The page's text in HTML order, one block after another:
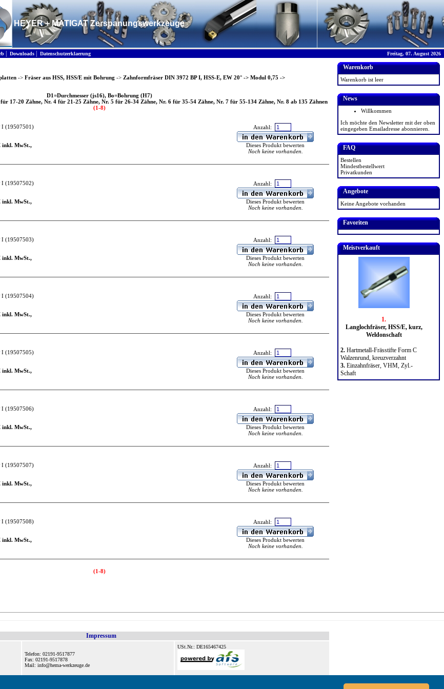
HEYER + MATIGAT Zerspanungswerkzeuge
Downloads Datenschutzerklaerung Freitag, 07. August 2026
-> Fräser aus HSS, HSS/E mit Bohrung -> Zahnformfräser DIN 3972 BP I, HSS-E, EW 20° -> Modul 0,75 ->
D1=Durchmesser (js16), Bo=Bohrung (H7)
17-20 Zähne, Nr. 4 für 21-25 Zähne, Nr. 5 für 26-34 Zähne, Nr. 6 für 35-54 Zähne, Nr. 7 für 55-134 Zähne, Nr. 8 ab 135 Zähnen
(1-8)
I (19507501)
inkl. MwSt.,
Anzahl:
Dieses Produkt bewerten
Noch keine vorhanden.
I (19507502)
inkl. MwSt.,
Anzahl:
Dieses Produkt bewerten
Noch keine vorhanden.
I (19507503)
inkl. MwSt.,
Anzahl:
Dieses Produkt bewerten
Noch keine vorhanden.
I (19507504)
inkl. MwSt.,
Anzahl:
Dieses Produkt bewerten
Noch keine vorhanden.
I (19507505)
inkl. MwSt.,
Anzahl:
Dieses Produkt bewerten
Noch keine vorhanden.
I (19507506)
inkl. MwSt.,
Anzahl:
Dieses Produkt bewerten
Noch keine vorhanden.
I (19507507)
inkl. MwSt.,
Anzahl:
Dieses Produkt bewerten
Noch keine vorhanden.
I (19507508)
inkl. MwSt.,
Anzahl:
Dieses Produkt bewerten
Noch keine vorhanden.
(1-8)
Warenkorb
Warenkorb ist leer
News
Willkommen
Ich möchte den Newsletter mit der oben
eingegeben Emailadresse abonnieren.
FAQ
Bestellen
Mindestbestellwert
Privatkunden
Angebote
Keine Angebote vorhanden
Favoriten
Meistverkauft
1.
Langlochfräser, HSS/E, kurz,
Weldonschaft
2. Hartmetall-Frässtifte Form C
Walzenrund, kreuzverzahnt
3. Einzahnfräser, VHM, Zyl.-
Schaft
Impressum
Telefon: 02191-9517877
Fax: 02191-9517878
Mail: info@hema-werkzeuge.de
USt.Nr.: DE165467425